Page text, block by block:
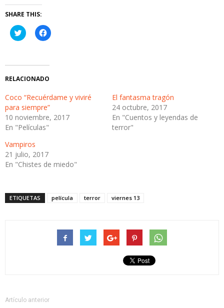
SHARE THIS:
Haz
clic
Twitter
abre
en
ventana
nueva)
Haz
clic
Facebook
abre
en
ventana
nueva)
RELACIONADO
Coco “Recuérdame y viviré
para siempre”
10 noviembre, 2017
En "Películas"
El fantasma tragón
24 octubre, 2017
En "Cuentos y leyendas de
terror"
Vampiros
21 julio, 2017
En "Chistes de miedo"
ETIQUETAS película terror viernes 13
Artículo anterior